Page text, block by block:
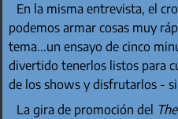
En la misma entrevista, el
podemos armar cosas muy
tema...un ensayo de cinco
divertido tenerlos listos para
de los shows y disfrutarlos -
La gira de promoción del